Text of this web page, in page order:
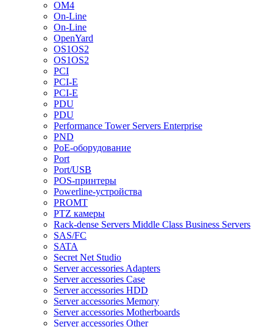
OM4
On-Line
On-Line
OpenYard
OS1OS2
OS1OS2
PCI
PCI-E
PCI-E
PDU
PDU
Performance Tower Servers Enterprise
PND
PoE-оборудование
Port
Port/USB
POS-принтеры
Powerline-устройства
PROMT
PTZ камеры
Rack-dense Servers Middle Class Business Servers
SAS/FC
SATA
Secret Net Studio
Server accessories Adapters
Server accessories Case
Server accessories HDD
Server accessories Memory
Server accessories Motherboards
Server accessories Other